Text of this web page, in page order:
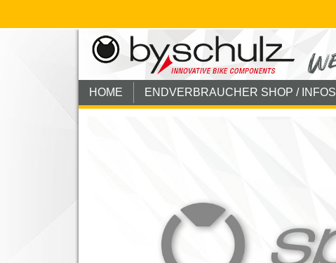
HOME ENDVERBRAUCHER SHOP / INFOS